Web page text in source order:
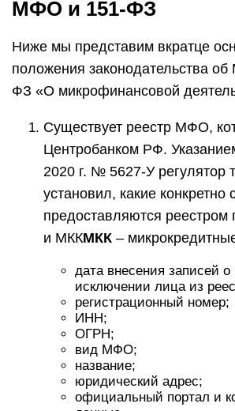
МФО и 151-ФЗ
Ниже мы представим вкратце
положения законодательства
ФЗ «О микрофинансовой
Существует реестр МФО,
Центробанком РФ.
2020 г. № 5627-У регулятор
установил, какие конкретно
предоставляются
и МККМКК –
дата внесения записей
исключении лица из
регистрационный номер;
ИНН;
ОГРН;
вид МФО;
название;
юридический адрес;
официальный портал и